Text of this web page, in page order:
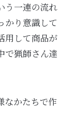
う一連の流れ
かり意識して
用して商品が
で猟師さん達
なかたちで作